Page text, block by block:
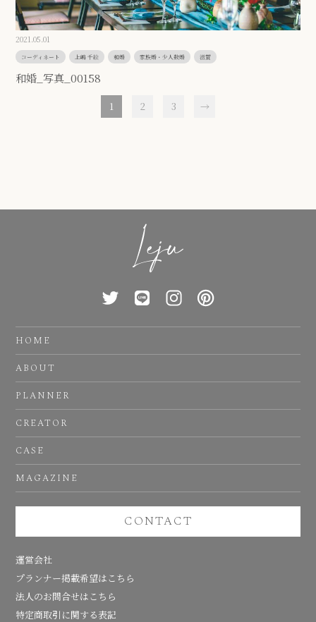
2021.05.01
コーディネート 上嶋 千絵 和婚 家族婚・少人数婚 滋賀
和婚_写真_00158
1 2 3 →
HOME
ABOUT
PLANNER
CREATOR
CASE
MAGAZINE
CONTACT
運営会社
プランナー掲載希望はこちら
法人のお問合せはこちら
特定商取引に関する表記